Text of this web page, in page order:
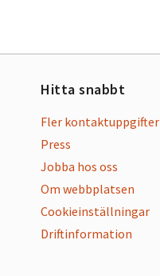
Hitta snabbt
Fler kontaktuppgifter
Press
Jobba hos oss
Om webbplatsen
Cookieinställningar
Driftinformation